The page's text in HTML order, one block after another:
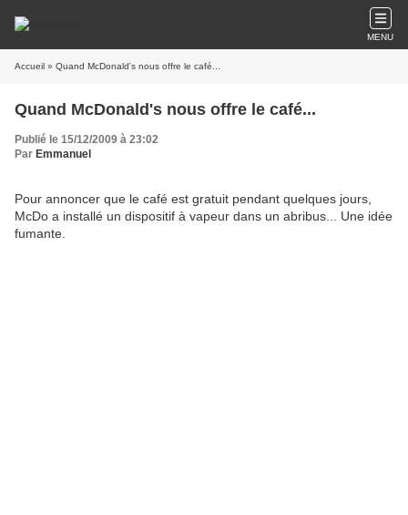
MENU
Accueil » Quand McDonald's nous offre le café...
Quand McDonald's nous offre le café...
Publié le 15/12/2009 à 23:02
Par Emmanuel
Pour annoncer que le café est gratuit pendant quelques jours,
McDo a installé un dispositif à vapeur dans un abribus... Une idée
fumante.